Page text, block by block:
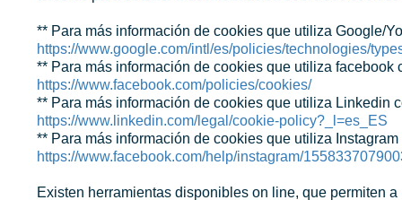
** Para más información de cookies que utiliza Google/
https://www.google.com/intl/es/policies/technologies/
** Para más información de cookies que utiliza facebook
https://www.facebook.com/policies/cookies/
** Para más información de cookies que utiliza Linkedin
https://www.linkedin.com/legal/cookie-policy?_l=es_ES
** Para más información de cookies que utiliza
https://www.facebook.com/help/instagram/
Existen herramientas disponibles on line, que permiten